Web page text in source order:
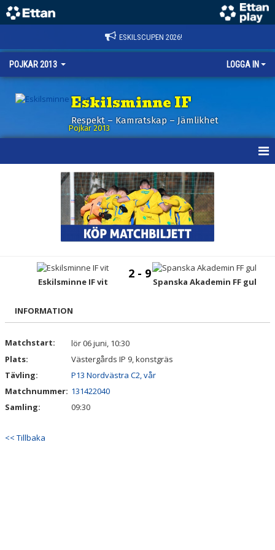
ESKILSCUPEN 2026!
POJKAR 2013 LOGGA IN
Eskilsminne IF
Respekt – Kamratskap – Jämlikhet
Pojkar 2013
TRUPPEN
BILDGALLERI
KONTAKT
Eskilsminne IF vit
2 - 9
Spanska Akademin FF gul
INFORMATION
Matchstart:
lör 06 juni, 10:30
Plats:
Västergårds IP 9, konstgräs
Tävling:
P13 Nordvästra C2, vår
Matchnummer: 131422040
Samling:
09:30
<< Tillbaka